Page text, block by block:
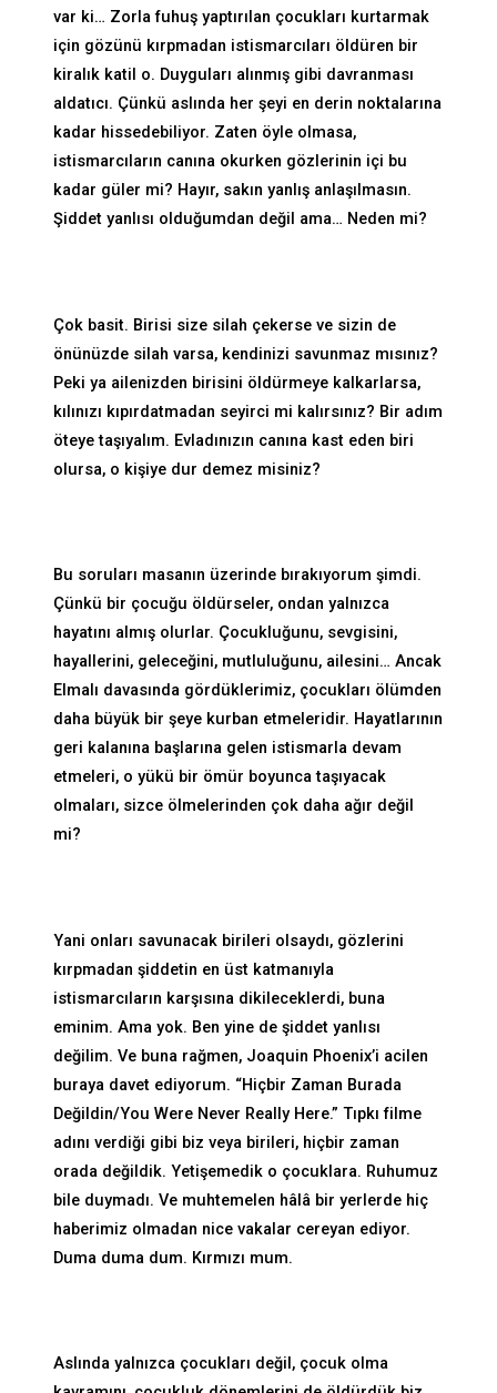
var ki… Zorla fuhuş yaptırılan çocukları kurtarmak
için gözünü kırpmadan istismarcıları öldüren bir
kiralık katil o. Duyguları alınmış gibi davranması
aldatıcı. Çünkü aslında her şeyi en derin noktalarına
kadar hissedebiliyor. Zaten öyle olmasa,
istismarcıların canına okurken gözlerinin içi bu
kadar güler mi? Hayır, sakın yanlış anlaşılmasın.
Şiddet yanlısı olduğumdan değil ama… Neden mi?
Çok basit. Birisi size silah çekerse ve sizin de
önünüzde silah varsa, kendinizi savunmaz mısınız?
Peki ya ailenizden birisini öldürmeye kalkarlarsa,
kılınızı kıpırdatmadan seyirci mi kalırsınız? Bir adım
öteye taşıyalım. Evladınızın canına kast eden biri
olursa, o kişiye dur demez misiniz?
Bu soruları masanın üzerinde bırakıyorum şimdi.
Çünkü bir çocuğu öldürseler, ondan yalnızca
hayatını almış olurlar. Çocukluğunu, sevgisini,
hayallerini, geleceğini, mutluluğunu, ailesini… Ancak
Elmalı davasında gördüklerimiz, çocukları ölümden
daha büyük bir şeye kurban etmeleridir. Hayatlarının
geri kalanına başlarına gelen istismarla devam
etmeleri, o yükü bir ömür boyunca taşıyacak
olmaları, sizce ölmelerinden çok daha ağır değil
mi?
Yani onları savunacak birileri olsaydı, gözlerini
kırpmadan şiddetin en üst katmanıyla
istismarcıların karşısına dikileceklerdi, buna
eminim. Ama yok. Ben yine de şiddet yanlısı
değilim. Ve buna rağmen, Joaquin Phoenix’i acilen
buraya davet ediyorum. “Hiçbir Zaman Burada
Değildin/You Were Never Really Here.” Tıpkı filme
adını verdiği gibi biz veya birileri, hiçbir zaman
orada değildik. Yetişemedik o çocuklara. Ruhumuz
bile duymadı. Ve muhtemelen hâlâ bir yerlerde hiç
haberimiz olmadan nice vakalar cereyan ediyor.
Duma duma dum. Kırmızı mum.
Aslında yalnızca çocukları değil, çocuk olma